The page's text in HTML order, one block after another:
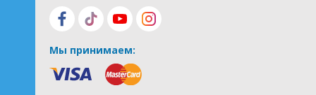
Мы принимаем: